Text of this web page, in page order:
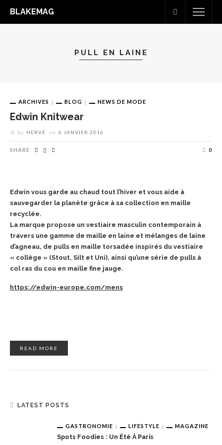
BLAKEMAG
PULL EN LAINE
ARCHIVES BLOG NEWS DE MODE
Edwin Knitwear
by HERVE on 6 JANVIER 2016
SHARE 0
Edwin vous garde au chaud tout l’hiver et vous aide à
sauvegarder la planète grâce à sa collection en maille
recyclée.
La marque propose un vestiaire masculin contemporain à
travers une gamme de maille en laine et mélanges de laine
d’agneau, de pulls en maille torsadée inspirés du vestiaire
« collège » (Stout, Silt et Uni), ainsi qu’une série de pulls à
col ras du cou en maille fine jauge.
https://edwin-europe.com/mens
READ MORE
LATEST POSTS
GASTRONOMIE LIFESTYLE MAGAZINE
Spots Foodies : Un Été À Paris